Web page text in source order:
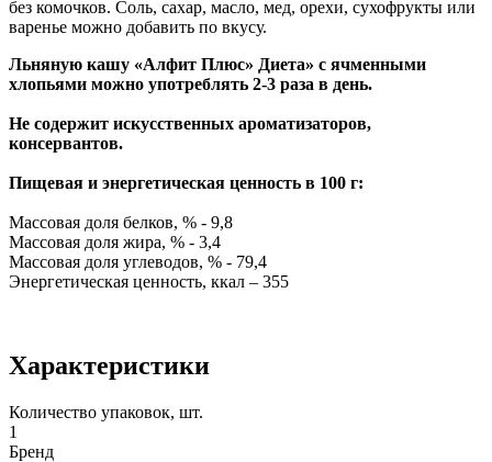
без комочков. Соль, сахар, масло, мед, орехи, сухофрукты или
варенье можно добавить по вкусу.
Льняную кашу «Алфит Плюс» Диета» с ячменными
хлопьями можно употреблять 2-3 раза в день.
Не содержит искусственных ароматизаторов,
консервантов.
Пищевая и энергетическая ценность в 100 г:
Массовая доля белков, % - 9,8
Массовая доля жира, % - 3,4
Массовая доля углеводов, % - 79,4
Энергетическая ценность, ккал – 355
Характеристики
Количество упаковок, шт.
1
Бренд